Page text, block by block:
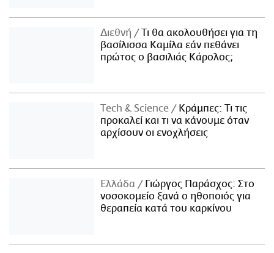
Διεθνή
Τι θα ακολουθήσει για τη
βασίλισσα Καμίλα εάν πεθάνει
πρώτος ο βασιλιάς Κάρολος;
Τech & Science
Κράμπες: Τι τις
προκαλεί και τι να κάνουμε όταν
αρχίσουν οι ενοχλήσεις
Ελλάδα
Γιώργος Παράσχος: Στο
νοσοκομείο ξανά ο ηθοποιός για
θεραπεία κατά του καρκίνου